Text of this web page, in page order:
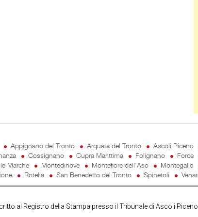
Appignano del Tronto Arquata del Tronto Ascoli Piceno
Cossignano Cupra Marittima Folignano Force
Marche Montedinove Montefiore dell'Aso Montegallo
Rotella San Benedetto del Tronto Spinetoli
al Registro della Stampa presso il Tribunale di Ascoli